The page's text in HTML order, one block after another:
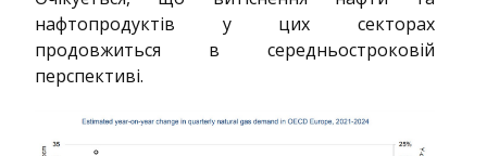
нафтопродуктів у цих секторах
продовжиться в середньостроковій
перспективі.